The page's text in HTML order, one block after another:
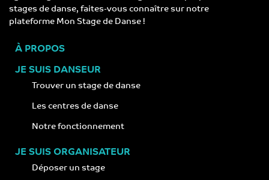
stages de danse, faites-vous connaître sur notre
plateforme Mon Stage de Danse !
À PROPOS
JE SUIS DANSEUR
Trouver un stage de danse
Les centres de danse
Notre fonctionnement
JE SUIS ORGANISATEUR
Déposer un stage